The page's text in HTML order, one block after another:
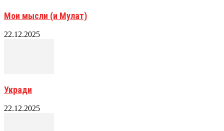
Мои мысли (и Мулат)
22.12.2025
Укради
22.12.2025